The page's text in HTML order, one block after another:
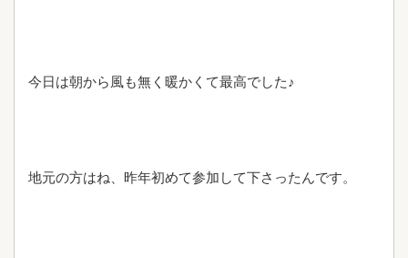
今日は朝から風も無く暖かくて最高でした♪
地元の方はね、昨年初めて参加して下さったんです。